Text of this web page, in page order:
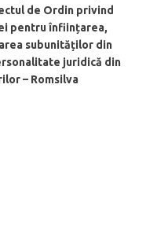
de Ordin privind
pentru înființarea,
subunităților din
juridică din
– Romsilva